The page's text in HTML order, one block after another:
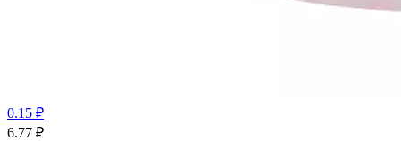
0.15 ₽
6.77 ₽